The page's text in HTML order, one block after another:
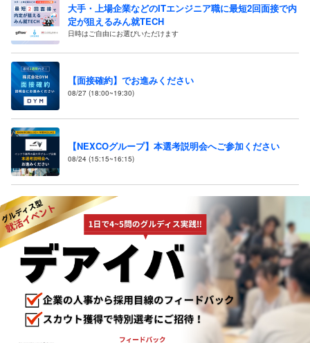
大手・上場企業などのITエンジニア職に最短2回面接で内
定が狙えるみん就TECH
日時はご自由にお選びいただけます
【面接確約】でお進みください
08/27 (18:00~19:30)
【NEXCOグループ】本選考説明会へご参加ください
08/24 (15:15~16:15)